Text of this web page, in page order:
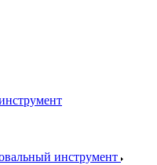
инструмент